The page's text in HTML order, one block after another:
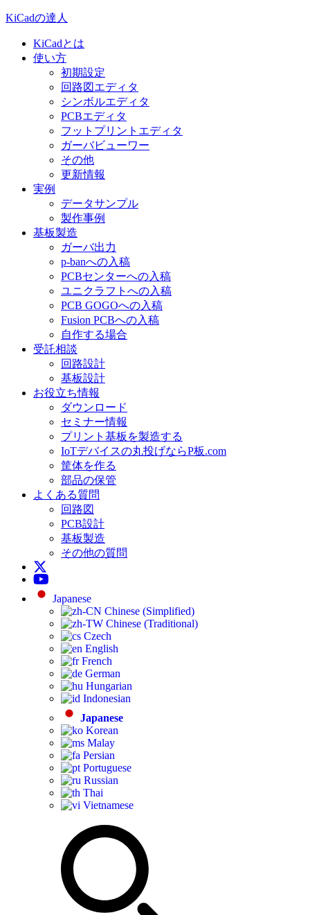
KiCadの達人
KiCadとは
使い方
初期設定
回路図エディタ
シンボルエディタ
PCBエディタ
フットプリントエディタ
ガーバビューワー
その他
更新情報
実例
データサンプル
製作事例
基板製造
ガーバ出力
p-banへの入稿
PCBセンターへの入稿
ユニクラフトへの入稿
PCB GOGOへの入稿
Fusion PCBへの入稿
自作する場合
受託相談
回路設計
基板設計
お役立ち情報
ダウンロード
セミナー情報
プリント基板を製造する
IoTデバイスの丸投げならP板.com
筐体を作る
部品の保管
よくある質問
回路図
PCB設計
基板製造
その他の質問
Japanese
Chinese (Simplified)
Chinese (Traditional)
Czech
English
French
German
Hungarian
Indonesian
Japanese
Korean
Malay
Persian
Portuguese
Russian
Thai
Vietnamese